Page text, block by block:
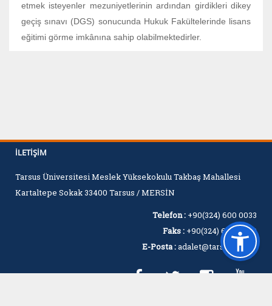
etmek isteyenler mezuniyetlerinin ardından girdikleri dikey
geçiş sınavı (DGS) sonucunda Hukuk Fakültelerinde lisans
eğitimi görme imkânına sahip olabilmektedirler.
İLETIŞIM
Tarsus Üniversitesi Meslek Yüksekokulu Takbaş Mahallesi
Kartaltepe Sokak 33400 Tarsus / MERSİN
Telefon : +90(324) 600 0033
Faks : +90(324) 600 0060
E-Posta :adalet@tarsus.edu.tr